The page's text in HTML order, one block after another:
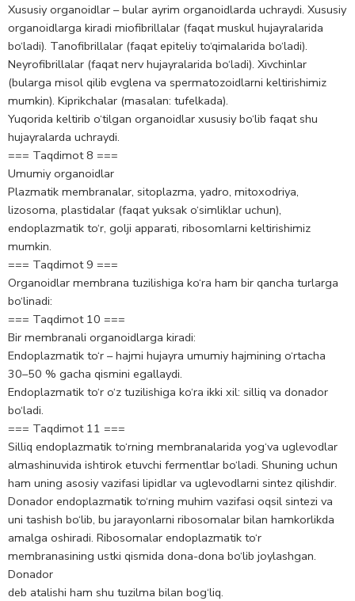
Xususiy organoidlar – bular ayrim organoidlarda uchraydi. Xususiy
organoidlarga kiradi miofibrillalar (faqat muskul hujayralarida
bo‘ladi). Tanofibrillalar (faqat epiteliy to‘qimalarida bo‘ladi).
Neyrofibrillalar (faqat nerv hujayralarida bo‘ladi). Xivchinlar
(bularga misol qilib evglena va spermatozoidlarni keltirishimiz
mumkin). Kiprikchalar (masalan: tufelkada).
Yuqorida keltirib o‘tilgan organoidlar xususiy bo‘lib faqat shu
hujayralarda uchraydi.
=== Taqdimot 8 ===
Umumiy organoidlar
Plazmatik membranalar, sitoplazma, yadro, mitoxodriya,
lizosoma, plastidalar (faqat yuksak o‘simliklar uchun),
endoplazmatik to‘r, golji apparati, ribosomlarni keltirishimiz
mumkin.
=== Taqdimot 9 ===
Organoidlar membrana tuzilishiga ko‘ra ham bir qancha turlarga
bo‘linadi:
=== Taqdimot 10 ===
Bir membranali organoidlarga kiradi:
Endoplazmatik to‘r – hajmi hujayra umumiy hajmining o‘rtacha
30–50 % gacha qismini egallaydi.
Endoplazmatik to‘r o‘z tuzilishiga ko‘ra ikki xil: silliq va donador
bo‘ladi.
=== Taqdimot 11 ===
Silliq endoplazmatik to‘rning membranalarida yog‘va uglevodlar
almashinuvida ishtirok etuvchi fermentlar bo‘ladi. Shuning uchun
ham uning asosiy vazifasi lipidlar va uglevodlarni sintez qilishdir.
Donador endoplazmatik to‘rning muhim vazifasi oqsil sintezi va
uni tashish bo‘lib, bu jarayonlarni ribosomalar bilan hamkorlikda
amalga oshiradi. Ribosomalar endoplazmatik to‘r
membranasining ustki qismida dona-dona bo‘lib joylashgan.
Donador
deb atalishi ham shu tuzilma bilan bog‘liq.